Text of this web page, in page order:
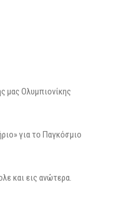
μας Ολυμπιονίκης
για το Παγκόσμιο
και εις ανώτερα.